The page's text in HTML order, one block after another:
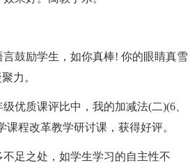
鼓励学生，如你真棒! 你的眼睛真雪
力。
优质课评比中，我的加减法(二)(6、
程改革教学研讨课，获得好评。
足之处，如学生学习的自主性不